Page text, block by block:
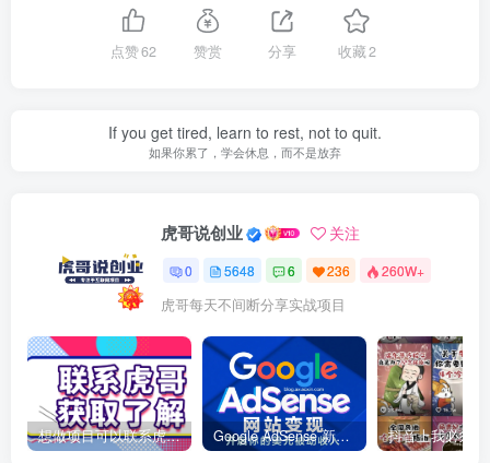
点赞62 赞赏 分享 收藏2
If you get tired, learn to rest, not to quit.
如果你累了，学会休息，而不是放弃
虎哥说创业 关注
0 5648 6 236 260W+
虎哥每天不间断分享实战项目
想做项目可以联系虎哥微信 虎哥一对一解答并且远程视频教学 Google AdSense 新手接入教程：虎哥手把手教你用网站赚取美元收入